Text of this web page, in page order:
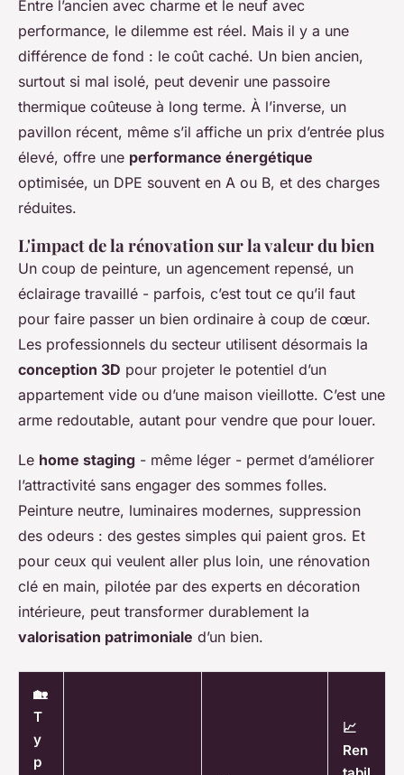
Entre l’ancien avec charme et le neuf avec
performance, le dilemme est réel. Mais il y a une
différence de fond : le coût caché. Un bien ancien,
surtout si mal isolé, peut devenir une passoire
thermique coûteuse à long terme. À l’inverse, un
pavillon récent, même s’il affiche un prix d’entrée plus
élevé, offre une performance énergétique
optimisée, un DPE souvent en A ou B, et des charges
réduites.
L'impact de la rénovation sur la valeur du bien
Un coup de peinture, un agencement repensé, un
éclairage travaillé - parfois, c’est tout ce qu’il faut
pour faire passer un bien ordinaire à coup de cœur.
Les professionnels du secteur utilisent désormais la
conception 3D pour projeter le potentiel d’un
appartement vide ou d’une maison vieillotte. C’est une
arme redoutable, autant pour vendre que pour louer.
Le home staging - même léger - permet d’améliorer
l’attractivité sans engager des sommes folles.
Peinture neutre, luminaires modernes, suppression
des odeurs : des gestes simples qui paient gros. Et
pour ceux qui veulent aller plus loin, une rénovation
clé en main, pilotée par des experts en décoration
intérieure, peut transformer durablement la
valorisation patrimoniale d’un bien.
🏡
T
y
p
📈
Ren